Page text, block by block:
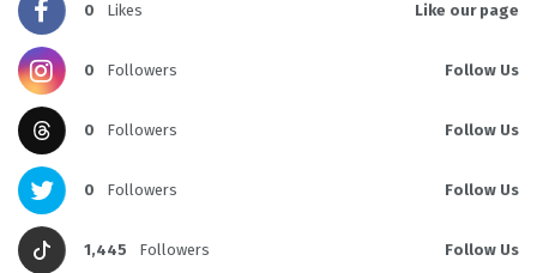
0 Likes Like our page
0 Followers Follow Us
0 Followers Follow Us
0 Followers Follow Us
1,445 Followers Follow Us